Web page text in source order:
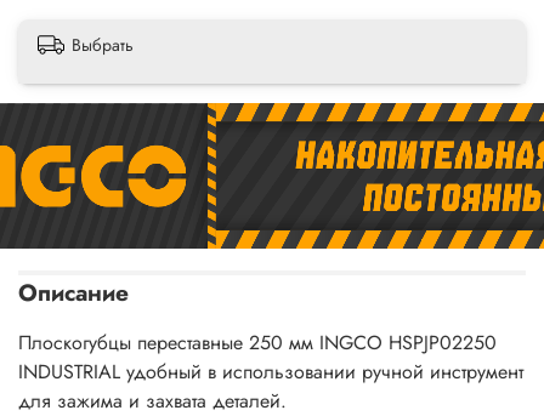
Выбрать
Описание
Плоскогубцы переставные 250 мм INGCO HSPJP02250
INDUSTRIAL удобный в использовании ручной инструмент
для зажима и захвата деталей.